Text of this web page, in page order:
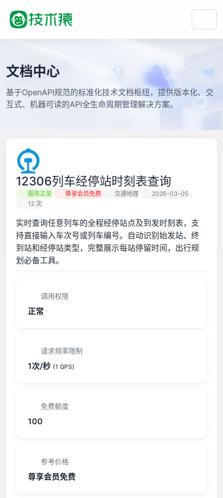
文档中心
基于OpenAPI规范的标准化技术文档枢纽，提供版本化、交
互式、机器可读的API全生命周期管理解决方案。
12306列车经停站时刻表查询
服务正常 尊享会员免费 交通地理
2026-03-05
12 次
实时查询任意列车的全程经停站点及到发时刻表，支
持直接输入车次号或列车编号。自动识别始发站、终
到站和经停站类型，完整展示每站停留时间，出行规
划必备工具。
调用权限
正常
请求频率限制
1次/秒 (1 QPS)
免费额度
100
参考价格
尊享会员免费